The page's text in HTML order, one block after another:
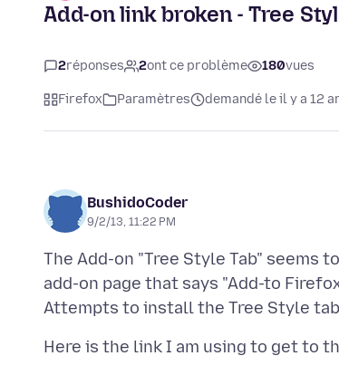
Add-on link broken - Tree
2réponses 2ont ce problème 180vues
Firefox Paramètres demandé le il y a 12
BushidoCoder
9/2/13, 11:22 PM
The Add-on "Tree Style Tab" seems
add-on page that says "Add-to